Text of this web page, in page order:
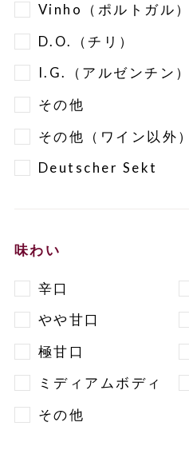
Vinho（ポルトガル）
D.O.（チリ）
I.G.（アルゼンチン）
その他
その他（ワイン以外）
Deutscher Sekt
味わい
辛口
やや甘口
極甘口
ミディアムボディ
その他